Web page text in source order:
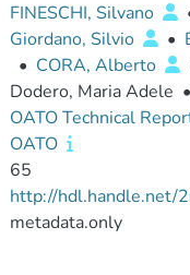
FINESCHI, Silvano
Giordano, Silvio
•
• CORA, Alberto
Dodero, Maria Adele •
OATO Technical
OATO
65
http://hdl.handle.net/
metadata.only